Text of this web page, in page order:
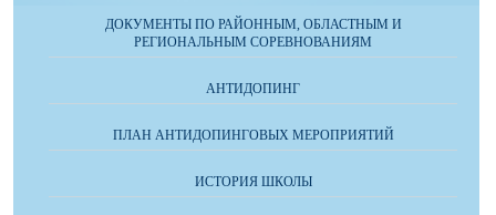
ДОКУМЕНТЫ ПО РАЙОННЫМ, ОБЛАСТНЫМ И
РЕГИОНАЛЬНЫМ СОРЕВНОВАНИЯМ
АНТИДОПИНГ
ПЛАН АНТИДОПИНГОВЫХ МЕРОПРИЯТИЙ
ИСТОРИЯ ШКОЛЫ